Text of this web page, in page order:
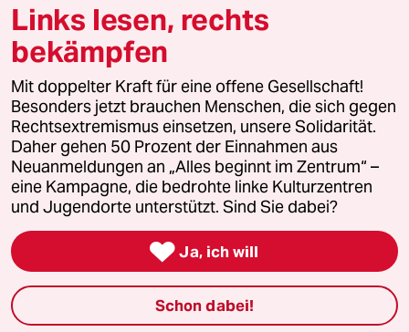
© 2026 taz Verlags und Vertriebs GmbH
Alle Rechte vorbehalten. Bei rechtlichen Fragen oder für Genehmigungen
wenden Sie sich bitte an
lizenzen@taz.de
Feedback Redaktionsstatut Kommune-Richtlinien
Leitlinie Informant Datenschutz Impressum AGB
Seitenwende Einwilligungen widerrufen (Ads)
Links lesen, rechts
bekämpfen
Mit doppelter Kraft für eine offene Gesellschaft!
Besonders jetzt brauchen Menschen, die sich gegen
Rechtsextremismus einsetzen, unsere Solidarität.
Daher gehen 50 Prozent der Einnahmen aus
Neuanmeldungen an „Alles beginnt im Zentrum“ –
eine Kampagne, die bedrohte linke Kulturzentren
und Jugendorte unterstützt. Sind Sie dabei?
 Ja, ich will
Schon dabei!